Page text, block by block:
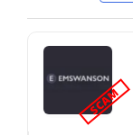
SCAM